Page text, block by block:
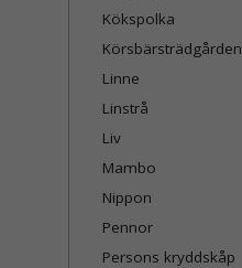
Kökspolka
Körsbärsträdgården
Linne
Linstrå
Liv
Mambo
Nippon
Pennor
Persons kryddskåp